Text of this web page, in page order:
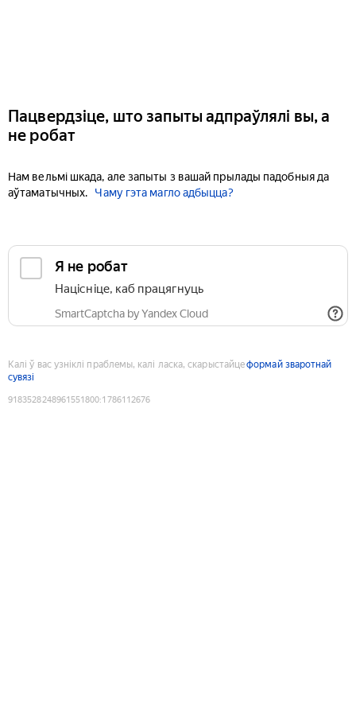
Пацвердзіце, што запыты адпраўлялі вы, а
не робат
Нам вельмі шкада, але запыты з вашай прылады падобныя да
аўтаматычных.
Чаму гэта магло адбыцца?
Я не робат
Націсніце, каб працягнуць
SmartCaptcha by Yandex Cloud
Калі ў вас узніклі праблемы, калі ласка, скарыстайцеформай зваротнай
сувязі
9183528248961551800:1786112676